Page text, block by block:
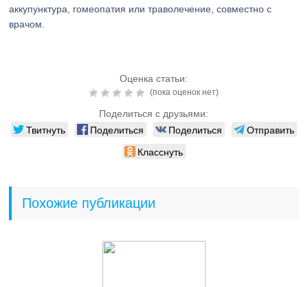
аккупунктура, гомеопатия или траволечение, совместно с
врачом.
Оценка статьи:
(пока оценок нет)
Поделиться с друзьями:
Твитнуть Поделиться Поделиться
Отправить
Класснуть
Похожие публикации